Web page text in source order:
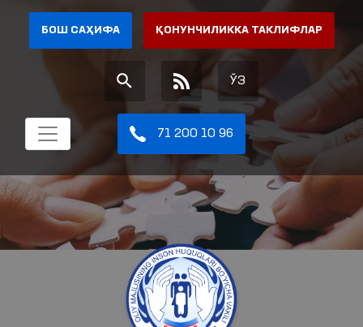
БОШ САҲИФА ҚОНУНЧИЛИККА ТАКЛИФЛАР
ЎЗ
71 200 10 96